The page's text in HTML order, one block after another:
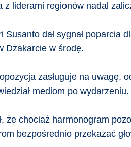
z liderami regionów nadal
Susanto dał sygnał poparcia
Dżakarcie w środę.
zasługuje na uwagę,
mediom po wydarzeniu.
że chociaż harmonogram
bezpośrednio przekazać